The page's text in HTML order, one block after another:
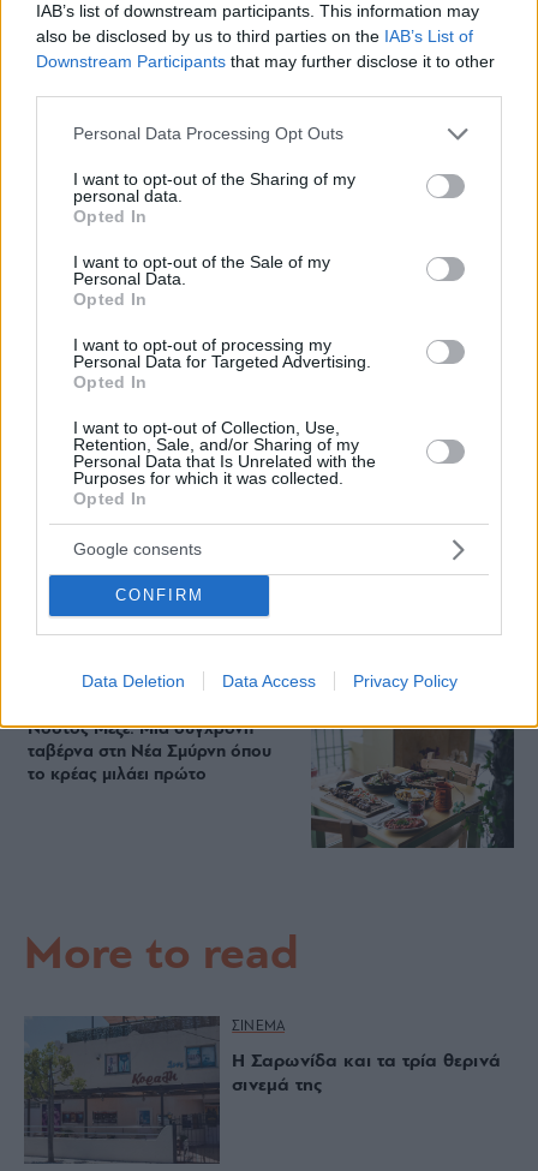
IAB’s list of downstream participants. This information may
also be disclosed by us to third parties on the IAB’s List of
Downstream Participants that may further disclose it to other
Please note that this website/app uses one or more Google
not limited to your visit or usage behaviour. You may click to
grant or deny consent to Google and its third-party tags to
use your data for below specified purposes in below Google
consent section.
Personal Data Processing Opt Outs
I want to opt-out of the Sharing of my
personal data.
Opted In
I want to opt-out of the Sale of my
Personal Data.
Opted In
I want to opt-out of processing my
Personal Data for Targeted Advertising.
Opted In
I want to opt-out of Collection, Use,
Retention, Sale, and/or Sharing of my
Personal Data that Is Unrelated with the
Purposes for which it was collected.
Opted In
Google consents
CONFIRM
Data Deletion Data Access Privacy Policy
Staks: Πώς μια cool καντίνα προσγειώθηκε (και
ρίζωσε) σε ένα αθέατο οικόπεδο στην Ανάβυσσο
Από brunch μέχρι δείπνο δίπλα
στο κύμα: Γιατί στο Bolivar πας
Περιπέτεια, χαλάρωση ή δροσιά;
Βρήκαμε το ρόφημα που θα
πίνεις όλο το καλοκαίρι στα
Starbucks
Πλαζ Βάρκιζας: Ξεμπλοκάρει η
επένδυση των 15 εκατ. – Η νέα
εποχή για την ιστορική πλαζ της
Νόστος Μεζέ: Μια σύγχρονη
ταβέρνα στη Νέα Σμύρνη όπου
το κρέας μιλάει πρώτο
More to read
ΣΙΝΕΜΑ
Η Σαρωνίδα και τα τρία θερινά
σινεμά της